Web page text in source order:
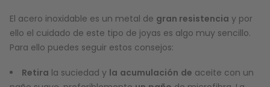
El acero inoxidable es un metal de gran resistencia y por
ello el cuidado de este tipo de joyas es algo muy sencillo.
Para ello puedes seguir estos consejos:
Retira la suciedad y la acumulación de aceite con un